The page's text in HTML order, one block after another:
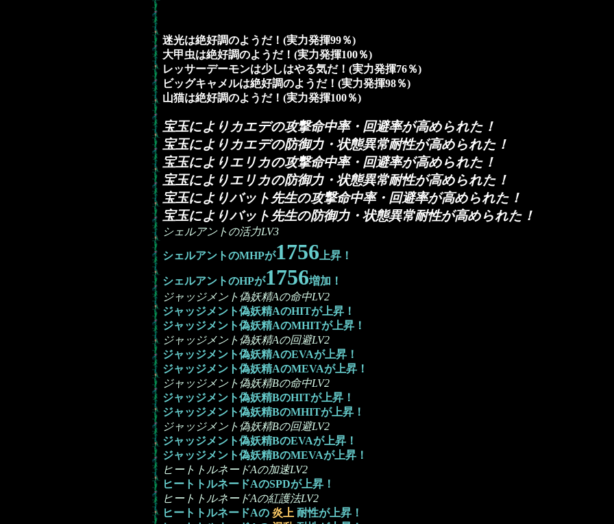
迷光は絶好調のようだ！(実力発揮99％)
大甲虫は絶好調のようだ！(実力発揮100％)
レッサーデーモンは少しはやる気だ！(実力発揮76％)
ビッグキャメルは絶好調のようだ！(実力発揮98％)
山猫は絶好調のようだ！(実力発揮100％)
宝玉によりカエデの攻撃命中率・回避率が高められた！
宝玉によりカエデの防御力・状態異常耐性が高められた！
宝玉によりエリカの攻撃命中率・回避率が高められた！
宝玉によりエリカの防御力・状態異常耐性が高められた！
宝玉によりバット先生の攻撃命中率・回避率が高められた！
宝玉によりバット先生の防御力・状態異常耐性が高められた！
シェルアントの活力LV3
シェルアントのMHPが1756 上昇！
シェルアントのHPが1756増加！
ジャッジメント偽妖精Aの命中LV2
ジャッジメント偽妖精AのHITが上昇！
ジャッジメント偽妖精AのMHITが上昇！
ジャッジメント偽妖精Aの回避LV2
ジャッジメント偽妖精AのEVAが上昇！
ジャッジメント偽妖精AのMEVAが上昇！
ジャッジメント偽妖精Bの命中LV2
ジャッジメント偽妖精BのHITが上昇！
ジャッジメント偽妖精BのMHITが上昇！
ジャッジメント偽妖精Bの回避LV2
ジャッジメント偽妖精BのEVAが上昇！
ジャッジメント偽妖精BのMEVAが上昇！
ヒートトルネードAの加速LV2
ヒートトルネードAのSPDが上昇！
ヒートトルネードAの紅護法LV2
ヒートトルネードAの 炎上 耐性が上昇！